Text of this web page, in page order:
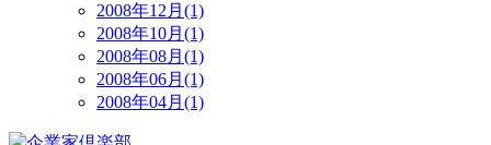
2008年12月(1)
2008年10月(1)
2008年08月(1)
2008年06月(1)
2008年04月(1)